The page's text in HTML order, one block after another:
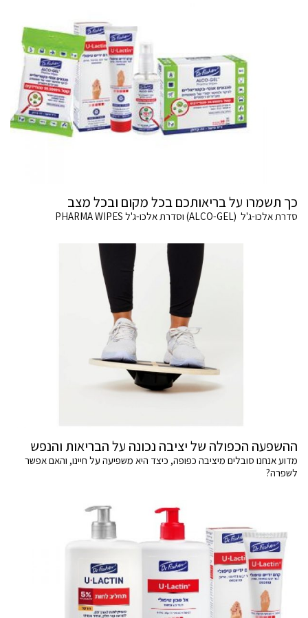
כך תשמרו על בריאותכם בכל מקום ובכל מצב
סדרת אלכו-ג'ל (ALCO-GEL) וסדרת אלכו-ג'ל PHARMA WIPES
ההשפעה הכפולה של יציבה נכונה על הבריאות והנפש
מדוע אנחנו סובלים מיציבה כפופה, כיצד היא משפיעה על חיינו, והאם אפשר
לשפרה?